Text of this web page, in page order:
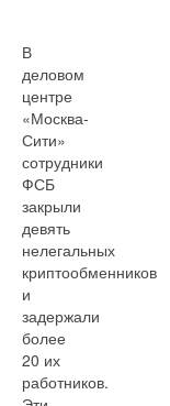
В
деловом
центре
«Москва-
Сити»
сотрудники
ФСБ
закрыли
девять
нелегальных
криптообменников
и
задержали
более
20 их
работников.